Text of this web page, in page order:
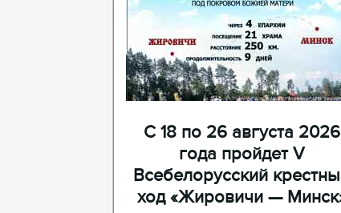
С 18 по 26 августа 2026
года пройдет V
Всебелорусский
ход «Жировичи —